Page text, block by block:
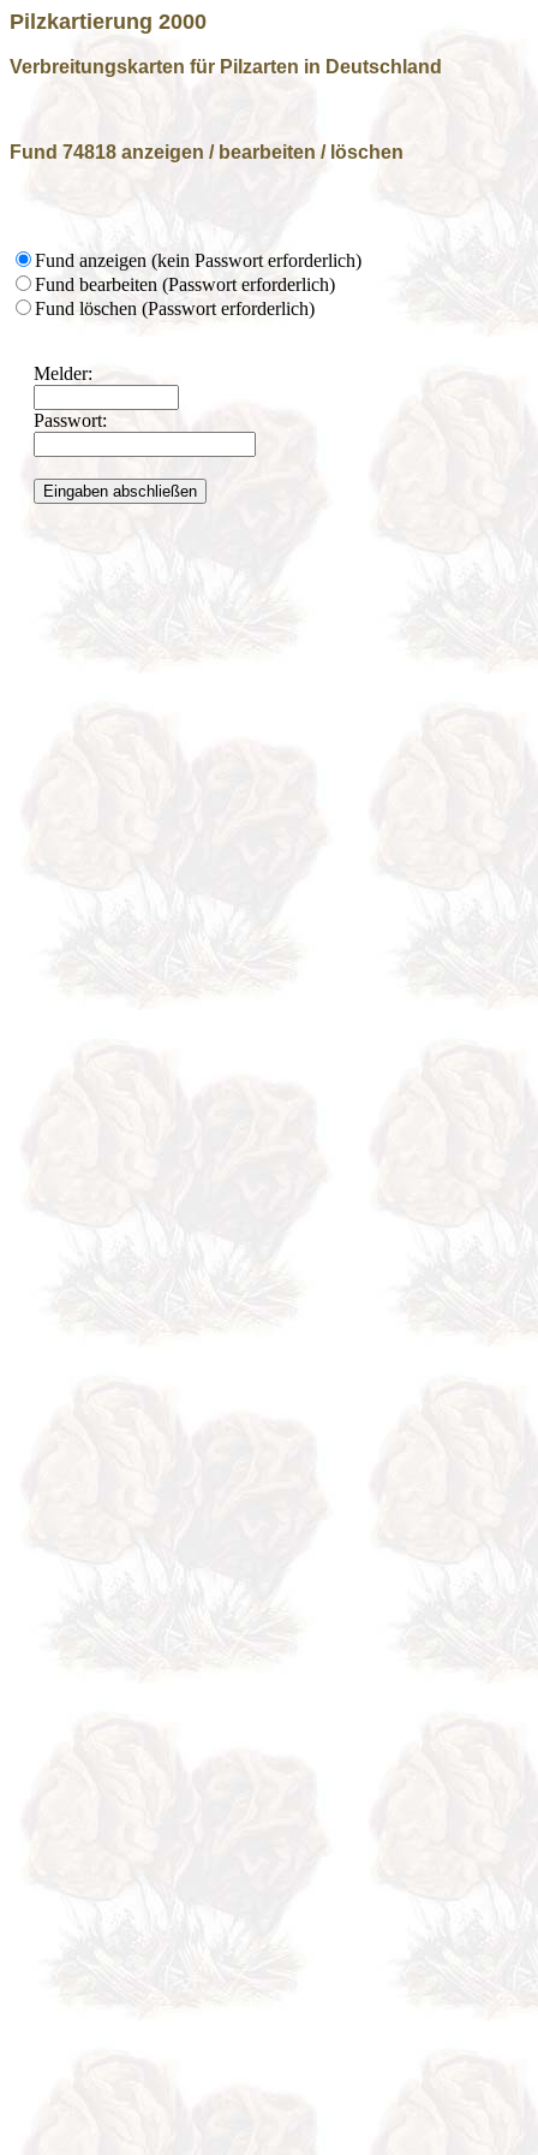
Pilzkartierung 2000
Verbreitungskarten für Pilzarten in Deutschland
Fund 74818 anzeigen / bearbeiten / löschen
Fund anzeigen (kein Passwort erforderlich)
Fund bearbeiten (Passwort erforderlich)
Fund löschen (Passwort erforderlich)
Melder:
Passwort: